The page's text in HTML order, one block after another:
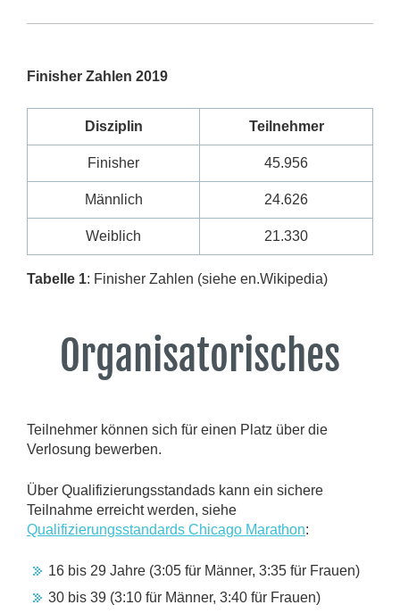
Finisher Zahlen 2019
Disziplin Teilnehmer
Finisher 45.956
Männlich 24.626
Weiblich 21.330
Tabelle 1: Finisher Zahlen (siehe en.Wikipedia)
Organisatorisches
Teilnehmer können sich für einen Platz über die
Verlosung bewerben.
Über Qualifizierungsstandads kann ein sichere
Teilnahme erreicht werden, siehe
Qualifizierungsstandards Chicago Marathon:
16 bis 29 Jahre (3:05 für Männer, 3:35 für Frauen)
30 bis 39 (3:10 für Männer, 3:40 für Frauen)